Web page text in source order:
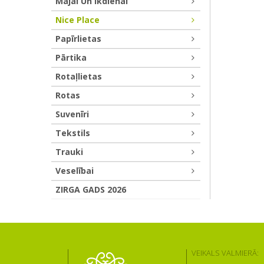
Nice Place
Papīrlietas
Pārtika
Rotaļlietas
Rotas
Suvenīri
Tekstils
Trauki
Veselībai
ZIRGA GADS 2026
VEIKALS VALMIERĀ: